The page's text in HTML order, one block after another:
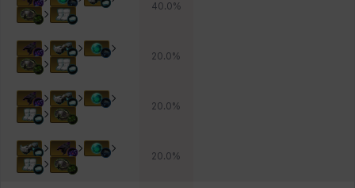
40.0%
20.0%
20.0%
20.0%